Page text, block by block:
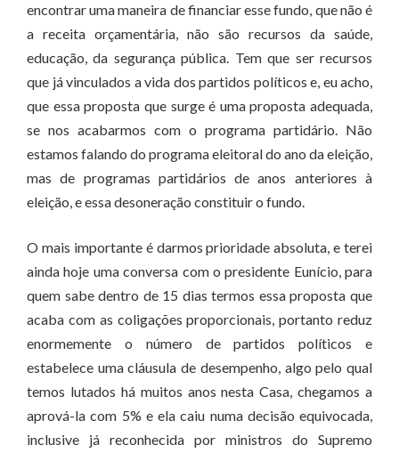
encontrar uma maneira de financiar esse fundo, que não é
a receita orçamentária, não são recursos da saúde,
educação, da segurança pública. Tem que ser recursos
que já vinculados a vida dos partidos políticos e, eu acho,
que essa proposta que surge é uma proposta adequada,
se nos acabarmos com o programa partidário. Não
estamos falando do programa eleitoral do ano da eleição,
mas de programas partidários de anos anteriores à
eleição, e essa desoneração constituir o fundo.
O mais importante é darmos prioridade absoluta, e terei
ainda hoje uma conversa com o presidente Eunício, para
quem sabe dentro de 15 dias termos essa proposta que
acaba com as coligações proporcionais, portanto reduz
enormemente o número de partidos políticos e
estabelece uma cláusula de desempenho, algo pelo qual
temos lutados há muitos anos nesta Casa, chegamos a
aprová-la com 5% e ela caiu numa decisão equivocada,
inclusive já reconhecida por ministros do Supremo